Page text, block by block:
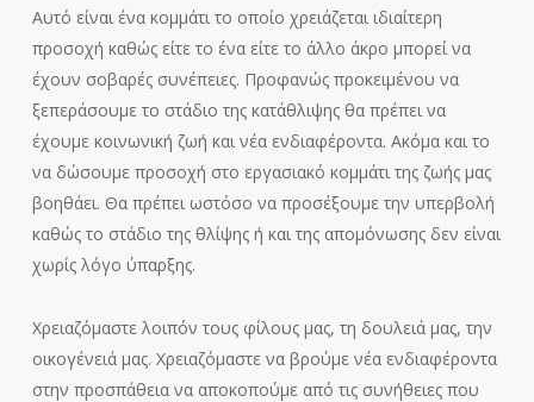
Αυτό είναι ένα κομμάτι το οποίο χρειάζεται ιδιαίτερη
προσοχή καθώς είτε το ένα είτε το άλλο άκρο μπορεί να
έχουν σοβαρές συνέπειες. Προφανώς προκειμένου να
ξεπεράσουμε το στάδιο της κατάθλιψης θα πρέπει να
έχουμε κοινωνική ζωή και νέα ενδιαφέροντα. Ακόμα και το
να δώσουμε προσοχή στο εργασιακό κομμάτι της ζωής μας
βοηθάει. Θα πρέπει ωστόσο να προσέξουμε την υπερβολή
καθώς το στάδιο της θλίψης ή και της απομόνωσης δεν είναι
χωρίς λόγο ύπαρξης.
Χρειαζόμαστε λοιπόν τους φίλους μας, τη δουλειά μας, την
οικογένειά μας. Χρειαζόμαστε να βρούμε νέα ενδιαφέροντα
στην προσπάθεια να αποκοπούμε από τις συνήθειες που